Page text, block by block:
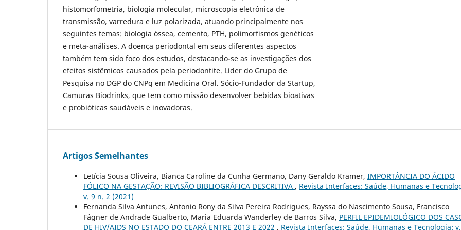
histomorfometria, biologia molecular, microscopia eletrônica de
transmissão, varredura e luz polarizada, atuando principalmente nos
seguintes temas: biologia óssea, cemento, PTH, polimorfismos genéticos
e meta-análises. A doença periodontal em seus diferentes aspectos
também tem sido foco dos estudos, destacando-se as investigações dos
efeitos sistêmicos causados pela periodontite. Líder do Grupo de
Pesquisa no DGP do CNPq em Medicina Oral. Sócio-Fundador da Startup,
Camuras Biodrinks, que tem como missão desenvolver bebidas bioativas
e probióticas saudáveis e inovadoras.
Artigos Semelhantes
Letícia Sousa Oliveira, Bianca Caroline da Cunha Germano, Dany Geraldo Kramer, IMPORTÂNCIA DO ÁCIDO
FÓLICO NA GESTAÇÃO: REVISÃO BIBLIOGRÁFICA DESCRITIVA , Revista Interfaces: Saúde, Humanas e
v. 9 n. 2 (2021)
Fernanda Silva Antunes, Antonio Rony da Silva Pereira Rodrigues, Rayssa do Nascimento Sousa, Francisco
Fágner de Andrade Gualberto, Maria Eduarda Wanderley de Barros Silva, PERFIL EPIDEMIOLÓGICO DOS
DE HIV/AIDS NO ESTADO DO CEARÁ ENTRE 2013 E 2022 , Revista Interfaces: Saúde, Humanas e Tecnologia: v.